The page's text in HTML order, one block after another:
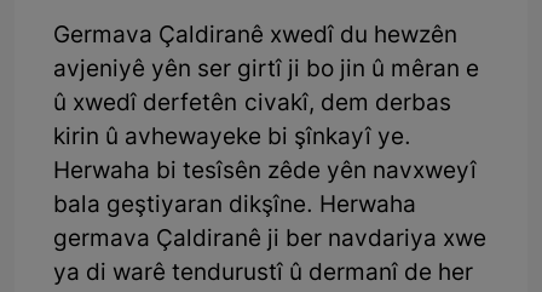
Germava Çaldiranê xwedî du hewzên
avjeniyê yên ser girtî ji bo jin û mêran e
û xwedî derfetên civakî, dem derbas
kirin û avhewayeke bi şînkayî ye.
Herwaha bi tesîsên zêde yên navxweyî
bala geştiyaran dikşîne. Herwaha
germava Çaldiranê ji ber navdariya xwe
ya di warê tendurustî û dermanî de her